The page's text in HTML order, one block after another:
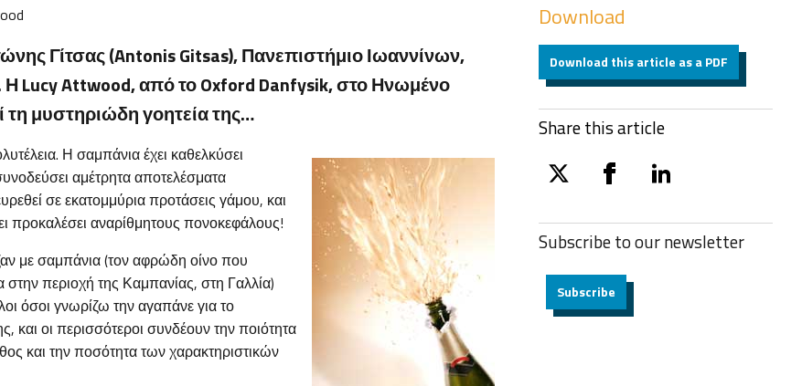
Γίτσας (Antonis Gitsas), Πανεπιστήμιο Ιωαννίνων,
Lucy Attwood, από το Oxford Danfysik, στο Ηνωμένο
τη μυστηριώδη γοητεία της…
Η σαμπάνια έχει καθελκύσει
αμέτρητα αποτελέσματα
σε εκατομμύρια προτάσεις γάμου, και
προκαλέσει αναρίθμητους πονοκεφάλους!
με σαμπάνια (τον αφρώδη οίνο που
στην περιοχή της Καμπανίας, στη Γαλλία)
όσοι γνωρίζω την αγαπάνε για το
και οι περισσότεροι συνδέουν την ποιότητα
και την ποσότητα των χαρακτηριστικών
Download
Download this article as a PDF
Share this article
twitter facebooklinkedin
Subscribe to ournewsletter
Subscribe